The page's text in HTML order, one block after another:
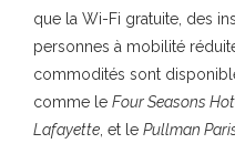
que la Wi-Fi gratuite, des
personnes à mobilité
commodités sont
comme le Four Seasons
Lafayette , et le Pullman